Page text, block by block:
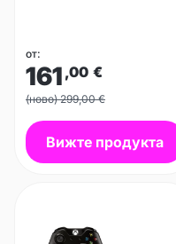
от:
161 ,00 €
(ново) 299,00 €
Вижте продукта